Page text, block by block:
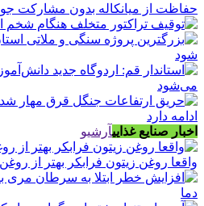
حفاظت از میانکاله بدون مشارکت
اخبار صنایع غذاییآرشیو
واقعا روغن زیتون فرابکر بهتر از